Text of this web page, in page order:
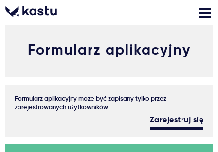
Powiadomienia
Zadzwoń Bezpłatne konsultacje Kontakt
Gdzie studiować?
Formularz aplikacyjny
Formularz aplikacyjny może być zapisany tylko przez
zarejestrowanych użytkowników.
Zarejestruj się